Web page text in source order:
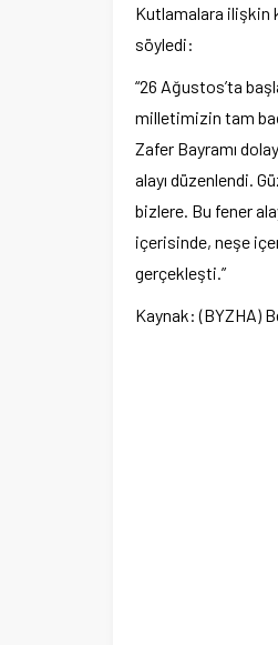
Kutlamalara ilişkin
söyledi:
“26 Ağustos’ta
milletimizin tam
Zafer Bayramı
alayı düzenlendi.
bizlere. Bu fener
içerisinde, neşe
gerçekleşti.”
Kaynak: (BYZHA)
Ege